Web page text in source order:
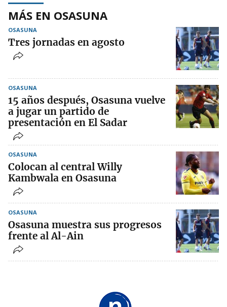
MÁS EN OSASUNA
OSASUNA
Tres jornadas en agosto
OSASUNA
15 años después, Osasuna vuelve
a jugar un partido de
presentación en El Sadar
OSASUNA
Colocan al central Willy
Kambwala en Osasuna
OSASUNA
Osasuna muestra sus progresos
frente al Al-Ain